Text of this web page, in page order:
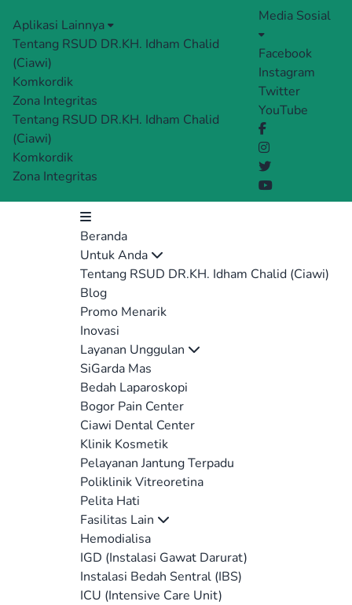
Aplikasi Lainnya
Tentang RSUD DR.KH. Idham Chalid
(Ciawi)
Komkordik
Zona Integritas
Tentang RSUD DR.KH. Idham Chalid
(Ciawi)
Komkordik
Zona Integritas
Media Sosial
Facebook
Instagram
Twitter
YouTube
Beranda
Untuk Anda
Tentang RSUD DR.KH. Idham Chalid (Ciawi)
Blog
Promo Menarik
Inovasi
Layanan Unggulan
SiGarda Mas
Bedah Laparoskopi
Bogor Pain Center
Ciawi Dental Center
Klinik Kosmetik
Pelayanan Jantung Terpadu
Poliklinik Vitreoretina
Pelita Hati
Fasilitas Lain
Hemodialisa
IGD (Instalasi Gawat Darurat)
Instalasi Bedah Sentral (IBS)
ICU (Intensive Care Unit)